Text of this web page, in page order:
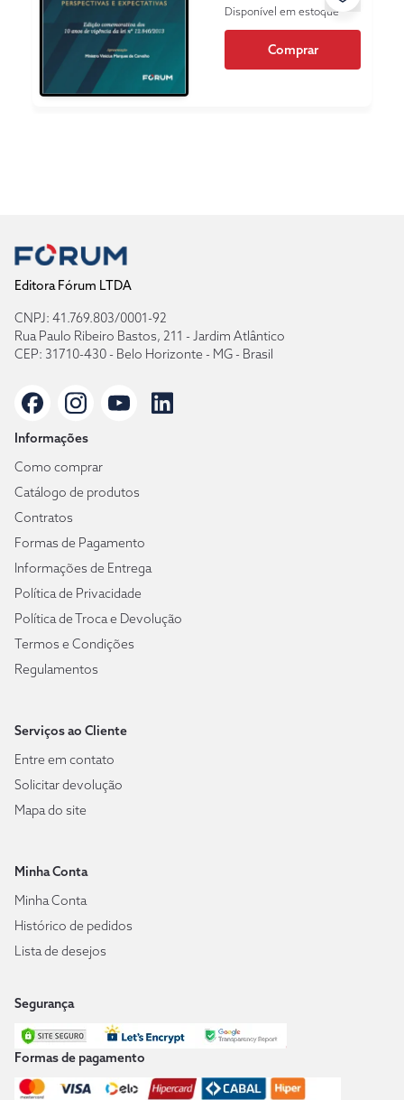
Disponível em estoque
Comprar
Editora Fórum LTDA
CNPJ: 41.769.803/0001-92
Rua Paulo Ribeiro Bastos, 211 - Jardim Atlântico
CEP: 31710-430 - Belo Horizonte - MG - Brasil
Informações
Como comprar
Catálogo de produtos
Contratos
Formas de Pagamento
Informações de Entrega
Política de Privacidade
Política de Troca e Devolução
Termos e Condições
Regulamentos
Serviços ao Cliente
Entre em contato
Solicitar devolução
Mapa do site
Minha Conta
Minha Conta
Histórico de pedidos
Lista de desejos
Segurança
Formas de pagamento